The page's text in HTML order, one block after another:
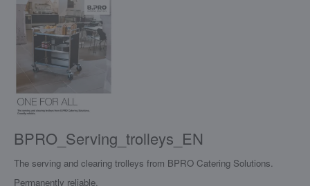
BPRO_Serving_trolleys_EN
The serving and clearing trolleys from BPRO Catering Solutions.
Permanently reliable.